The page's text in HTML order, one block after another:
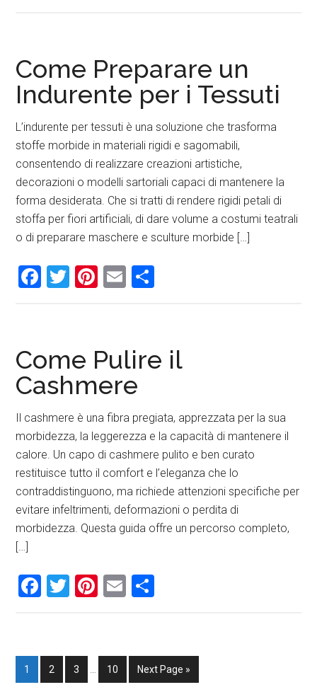
Come Preparare un
Indurente per i Tessuti
L’indurente per tessuti è una soluzione che trasforma
stoffe morbide in materiali rigidi e sagomabili,
consentendo di realizzare creazioni artistiche,
decorazioni o modelli sartoriali capaci di mantenere la
forma desiderata. Che si tratti di rendere rigidi petali di
stoffa per fiori artificiali, di dare volume a costumi teatrali
o di preparare maschere e sculture morbide […]
Facebook
Twitter
Pinterest
Email
Come Pulire il
Cashmere
Il cashmere è una fibra pregiata, apprezzata per la sua
morbidezza, la leggerezza e la capacità di mantenere il
calore. Un capo di cashmere pulito e ben curato
restituisce tutto il comfort e l’eleganza che lo
contraddistinguono, ma richiede attenzioni specifiche per
evitare infeltrimenti, deformazioni o perdita di
morbidezza. Questa guida offre un percorso completo,
[…]
Facebook
Twitter
Pinterest
Email
Page
1 Page
2 Page
3
InterimPage
10
Go
to
Next Page »